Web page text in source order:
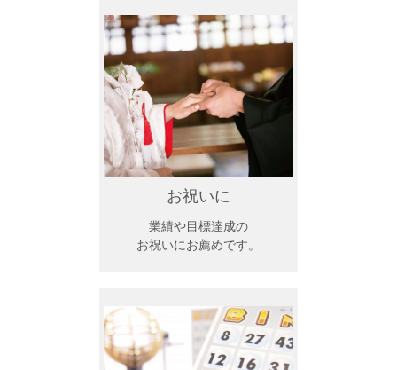
お祝いに
業績や目標達成の
お祝いにお薦めです。